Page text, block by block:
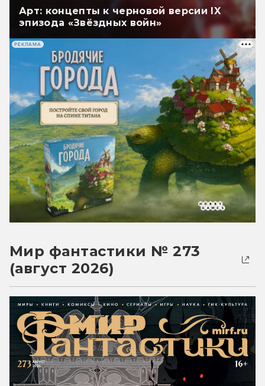
Арт: концепты к черновой версии IX
эпизода «Звёздных войн»
РЕКЛАМА
Мир фантастики № 273
(август 2026)